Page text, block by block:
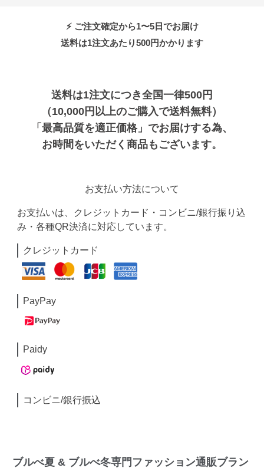
⚡ ご注文確定から1〜5日でお届け
送料は1注文あたり500円かかります
送料は1注文につき全国一律500円
（10,000円以上のご購入で送料無料）
「最高品質を適正価格」でお届けする為、
お時間をいただく商品もございます。
お支払い方法について
お支払いは、クレジットカード・コンビニ/銀行振り込
み・各種QR決済に対応しています。
クレジットカード
PayPay
Paidy
コンビニ/銀行振込
ブルべ夏 & ブルべ冬専門ファッション通販ブラン